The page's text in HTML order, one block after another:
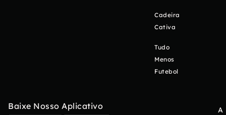
Cadeira
Cativa
Tudo
Menos
Futebol
Baixe Nosso Aplicativo
A